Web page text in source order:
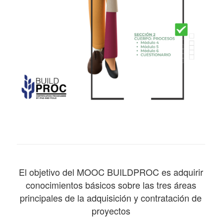
El objetivo del MOOC BUILDPROC es adquirir
conocimientos básicos sobre las tres áreas
principales de la adquisición y contratación de
proyectos